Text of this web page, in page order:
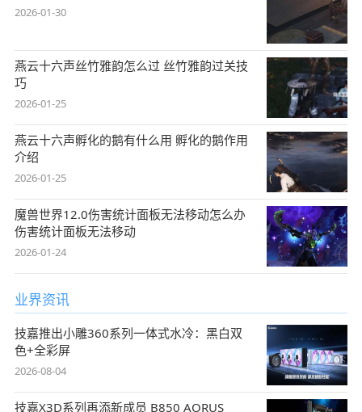
2026-01-30
燕云十六声丝竹雅韵怎么过 丝竹雅韵过关技
巧
2026-01-25
燕云十六声孵化的鹅有什么用 孵化的鹅作用
介绍
2026-01-25
魔兽世界12.0伤害统计面板无法移动怎么办
伤害统计面板无法移动
2026-01-24
业界资讯
技嘉推出小雕360系列一体式水冷：黑白双
色+全彩屏
2026-08-04
技嘉X3D系列再添新成员 B850 AORUS